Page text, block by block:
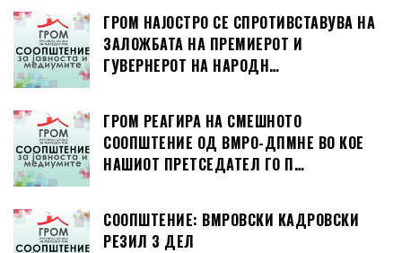
ГРОМ НАЈОСТРО СЕ СПРОТИВСТАВУВА НА
ЗАЛОЖБАТА НА ПРЕМИЕРОТ И
ГУВЕРНЕРОТ НА НАРОДН…
ГРОМ РЕАГИРА НА СМЕШНОТО
СООПШТЕНИЕ ОД ВМРО-ДПМНЕ ВО КОЕ
НАШИОТ ПРЕТСЕДАТЕЛ ГО П…
СООПШТЕНИЕ: ВМРОВСКИ КАДРОВСКИ
РЕЗИЛ 3 ДЕЛ